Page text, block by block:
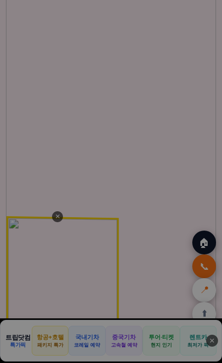
🏠
📞
📍
⬆️
🏠
홈
🏝️
몰디브
🌴
발리
🌺
하와이
🎁
쿠팡
할인
✕
트립닷컴
특가픽
항공+호텔
패키지 특가
국내기차
코레일 예약
중국기차
고속철 예약
투어·티켓
현지 인기
렌트카
최저가 픽✕